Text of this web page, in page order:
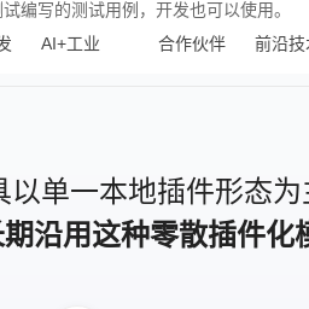
AI+工业 合作伙伴 前沿技
编写的测试用例，开发也可以使用。
单一本地插件形态
沿用这种零散插件化